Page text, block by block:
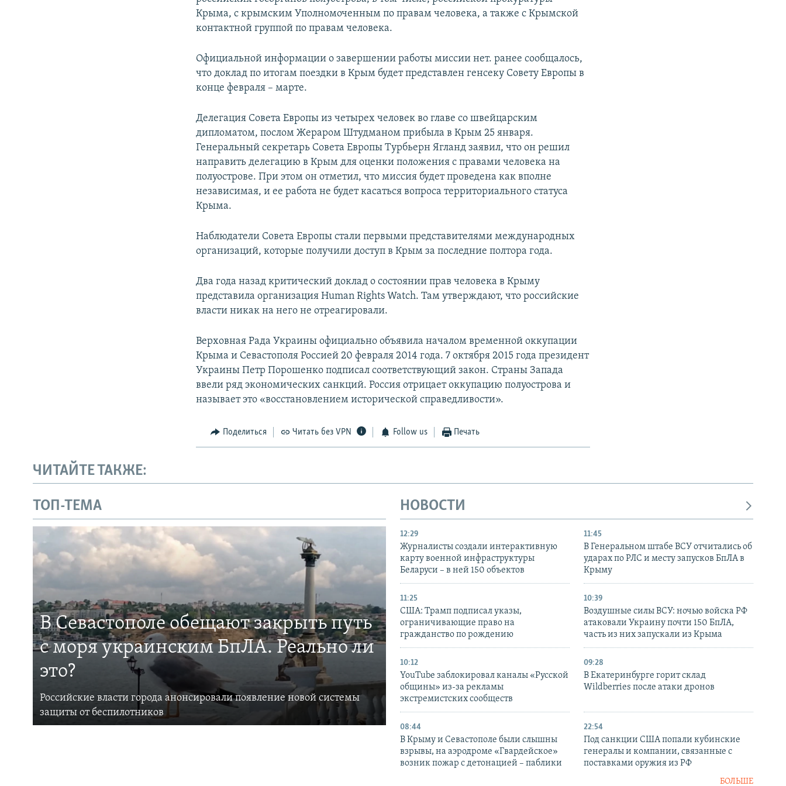
Крыма, с крымским Уполномоченным по правам человека, а также с Крымской
контактной группой по правам человека.
Официальной информации о завершении работы миссии нет. ранее сообщалось,
что доклад по итогам поездки в Крым будет представлен генсеку Совету Европы в
конце февраля – марте.
Делегация Совета Европы из четырех человек во главе со швейцарским
дипломатом, послом Жераром Штудманом прибыла в Крым 25 января.
Генеральный секретарь Совета Европы Турбьерн Ягланд заявил, что он решил
направить делегацию в Крым для оценки положения с правами человека на
полуострове. При этом он отметил, что миссия будет проведена как вполне
независимая, и ее работа не будет касаться вопроса территориального статуса
Крыма.
Наблюдатели Совета Европы стали первыми представителями международных
организаций, которые получили доступ в Крым за последние полтора года.
Два года назад критический доклад о состоянии прав человека в Крыму
представила организация Human Rights Watch. Там утверждают, что российские
власти никак на него не отреагировали.
Верховная Рада Украины официально объявила началом временной оккупации
Крыма и Севастополя Россией 20 февраля 2014 года. 7 октября 2015 года президент
Украины Петр Порошенко подписал соответствующий закон. Страны Запада
ввели ряд экономических санкций. Россия отрицает оккупацию полуострова и
называет это «восстановлением исторической справедливости».
Поделиться Читать без VPN Follow us Печать
ЧИТАЙТЕ ТАКЖЕ:
ТОП-ТЕМА
В Севастополе обещают закрыть путь
с моря украинским БпЛА. Реально ли
это?
Российские власти города анонсировали появление новой системы
защиты от беспилотников
НОВОСТИ
12:29
Журналисты создали интерактивную
карту военной инфраструктуры
Беларуси – в ней 150 объектов
11:45
В Генеральном штабе ВСУ отчитались об
ударах по РЛС и месту запусков БпЛА в
Крыму
11:25
США: Трамп подписал указы,
ограничивающие право на
гражданство по рождению
10:39
Воздушные силы ВСУ: ночью войска РФ
атаковали Украину почти 150 БпЛА,
часть из них запускали из Крыма
10:12
YouTube заблокировал каналы «Русской
общины» из-за рекламы
экстремистских сообществ
09:28
В Екатеринбурге горит склад
Wildberries после атаки дронов
08:44
В Крыму и Севастополе были слышны
взрывы, на аэродроме «Гвардейское»
возник пожар с детонацией – паблики
22:54
Под санкции США попали кубинские
генералы и компании, связанные с
поставками оружия из РФ
БОЛЬШЕ